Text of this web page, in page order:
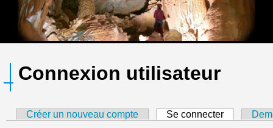
Connexion utilisateur
Créer un nouveau compte Se connecter (onglet